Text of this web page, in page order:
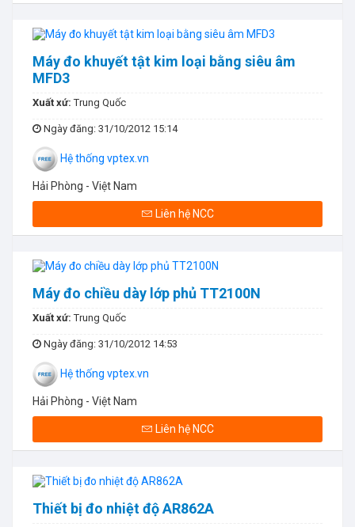
Máy đo khuyết tật kim loại bằng siêu âm
MFD3
Xuất xứ:Trung Quốc
Ngày đăng: 31/10/2012 15:14
Hệ thống vptex.vn
Hải Phòng - Việt Nam
Liên hệ NCC
Máy đo chiều dày lớp phủ TT2100N
Xuất xứ:Trung Quốc
Ngày đăng: 31/10/2012 14:53
Hệ thống vptex.vn
Hải Phòng - Việt Nam
Liên hệ NCC
Thiết bị đo nhiệt độ AR862A